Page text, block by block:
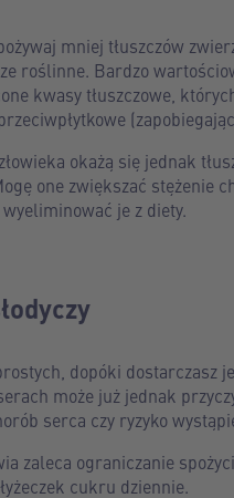
mniej tłuszczów
roślinne. Bardzo
kwasy tłuszczowe,
okażą się jednak
one zwiększać stężenie
je z diety.
dopóki dostarczasz
może już jednak
serca czy ryzyko
zaleca ograniczanie
cukru dziennie.